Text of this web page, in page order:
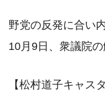
野党の反発に合い
10月9日、衆議院
【松村道子キャス